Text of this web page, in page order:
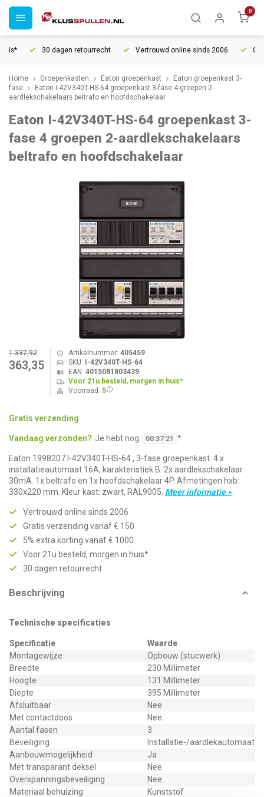
0
30 dagen retourrecht Vertrouwd online sinds 2006
Home Groepenkasten Eaton groepenkast
Eaton groepenkast 3-
fase
Eaton I-42V340T-HS-64 groepenkast 3-fase 4 groepen 2-
aardlekschakelaars beltrafo en hoofdschakelaar
Eaton I-42V340T-HS-64 groepenkast 3-
fase 4 groepen 2-aardlekschakelaars
beltrafo en hoofdschakelaar
1.337,92
363,35
Artikelnummer: 405459
SKU:
I-42V340T-HS-64
EAN: 4015081803439
Voor 21u besteld, morgen in huis*
Voorraad: 5
Gratis verzending
Vandaag verzonden? Je hebt nog 00:37:20 *
Eaton 1998207 I-42V340T-HS-64 , 3-fase groepenkast. 4 x
installatieautomaat 16A, karakteristiek B. 2x aardlekschakelaar
30mA. 1x beltrafo en 1x hoofdschakelaar 4P. Afmetingen hxb:
330x220 mm. Kleur kast: zwart, RAL9005. Meer informatie »
Vertrouwd online sinds 2006
Gratis verzending vanaf € 150
5% extra korting vanaf € 1000
Voor 21u besteld, morgen in huis*
30 dagen retourrecht
Beschrijving
Technische specificaties
Specificatie
Waarde
Montagewijze
Opbouw (stucwerk)
Breedte
230 Millimeter
Hoogte
131 Millimeter
Diepte
395 Millimeter
Afsluitbaar
Nee
Met contactdoos
Nee
Aantal fasen
3
Beveiliging
Installatie-/aardlekautomaat
Aanbouwmogelijkheid
Ja
Met transparant deksel
Nee
Overspanningsbeveiliging
Nee
Materiaal behuizing
Kunststof